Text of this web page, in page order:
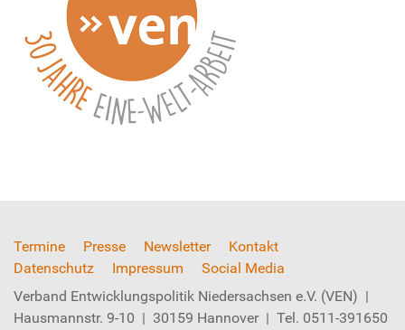
Termine Presse Newsletter
Kontakt
Datenschutz
Impressum
Social Media
Verband Entwicklungspolitik Niedersachsen e.V. (VEN) |
Hausmannstr. 9-10 | 30159 Hannover | Tel. 0511-391650